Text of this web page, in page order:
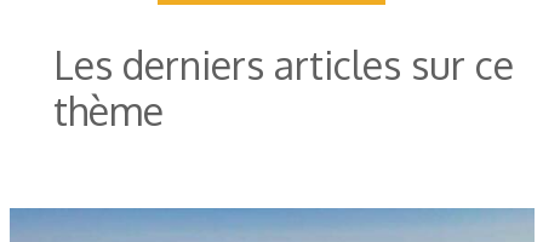
Les derniers articles sur ce
thème